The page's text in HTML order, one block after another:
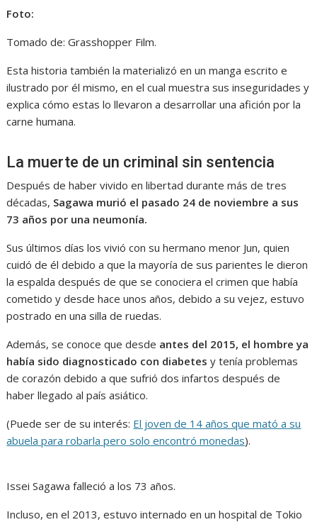
Foto:
Tomado de: Grasshopper Film.
Esta historia también la materializó en un manga escrito e
ilustrado por él mismo, en el cual muestra sus inseguridades y
explica cómo estas lo llevaron a desarrollar una afición por la
carne humana.
La muerte de un criminal sin sentencia
Después de haber vivido en libertad durante más de tres
décadas, Sagawa murió el pasado 24 de noviembre a sus
73 años por una neumonía.
Sus últimos días los vivió con su hermano menor Jun, quien
cuidó de él debido a que la mayoría de sus parientes le dieron
la espalda después de que se conociera el crimen que había
cometido y desde hace unos años, debido a su vejez, estuvo
postrado en una silla de ruedas.
Además, se conoce que desde antes del 2015, el hombre ya
había sido diagnosticado con diabetesy tenía problemas
de corazón debido a que sufrió dos infartos después de
haber llegado al país asiático.
(Puede ser de su interés: El joven de 14 años que mató a su
abuela para robarla pero solo encontró monedas).
Issei Sagawa falleció a los 73 años.
Incluso, en el 2013, estuvo internado en un hospital de Tokio